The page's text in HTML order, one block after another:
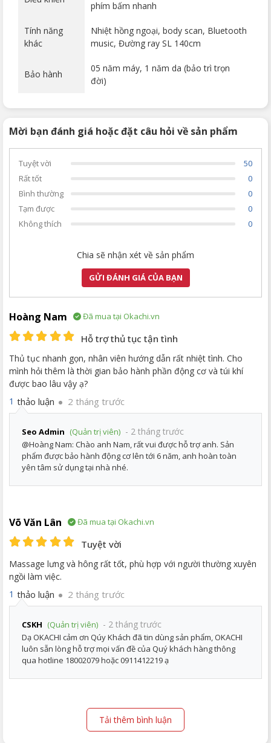
phím bấm nhanh
Tính năng
khác
Nhiệt hồng ngoại, body scan, Bluetooth
music, Đường ray SL 140cm
Bảo hành
05 năm máy, 1 năm da (bảo trì trọn
đời)
Mời bạn đánh giá hoặc đặt câu hỏi về sản phẩm
Tuyệt vời
50
Rất tốt
0
Bình thường
0
Tạm được
0
Không thích
0
Chia sẽ nhận xét về sản phẩm
GỬI ĐÁNH GIÁ CỦA BẠN
Hoàng Nam Đã mua tại Okachi.vn
Hỗ trợ thủ tục tận tình
Thủ tục nhanh gọn, nhân viên hướng dẫn rất nhiệt tình. Cho
mình hỏi thêm là thời gian bảo hành phần động cơ và túi khí
được bao lâu vậy ạ?
1 thảo luận 2 tháng trước
Seo Admin (Quản trị viên) - 2 tháng trước
@Hoàng Nam: Chào anh Nam, rất vui được hỗ trợ anh. Sản
phẩm được bảo hành động cơ lên tới 6 năm, anh hoàn toàn
yên tâm sử dụng tại nhà nhé.
Võ Văn Lân Đã mua tại Okachi.vn
Tuyệt vời
Massage lưng và hông rất tốt, phù hợp với người thường xuyên
ngồi làm việc.
1 thảo luận 2 tháng trước
CSKH (Quản trị viên) - 2 tháng trước
Dạ OKACHI cảm ơn Qúy Khách đã tin dùng sản phẩm, OKACHI
luôn sẵn lòng hỗ trợ mọi vấn đề của Quý khách hàng thông
qua hotline 18002079 hoặc 0911412219 ạ
Tải thêm bình luận